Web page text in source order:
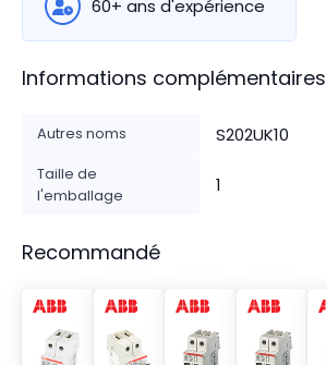
60+ ans d'expérience
Informations complémentaires
Autres noms S202UK10
Taille de
l'emballage
1
Recommandé